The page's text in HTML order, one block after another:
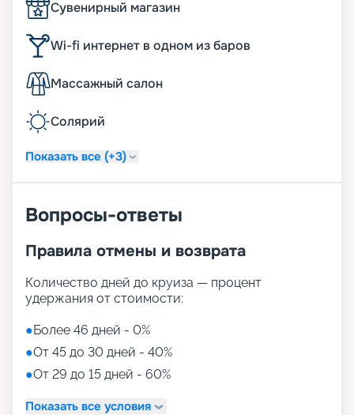
Сувенирный магазин
Wi-fi интернет в одном из баров
Массажный салон
Солярий
Показать все (+3)
Вопросы-ответы
Правила отмены и возврата
Количество дней до круиза — процент
удержания от стоимости:
●Более 46 дней - 0%
●От 45 до 30 дней - 40%
●От 29 до 15 дней - 60%
Показать все условия